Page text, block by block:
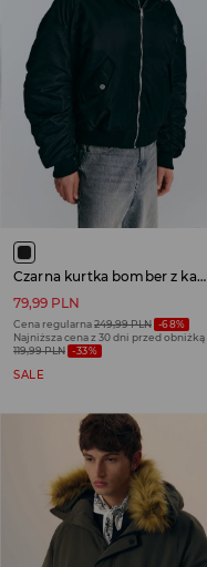
Czarna kurtka bomber z kapturem i futerkiem
79,99 PLN
Cena regularna249,99 PLN -68%
Najniższa cena z 30 dni przed obniżką
119,99 PLN -33%
SALE